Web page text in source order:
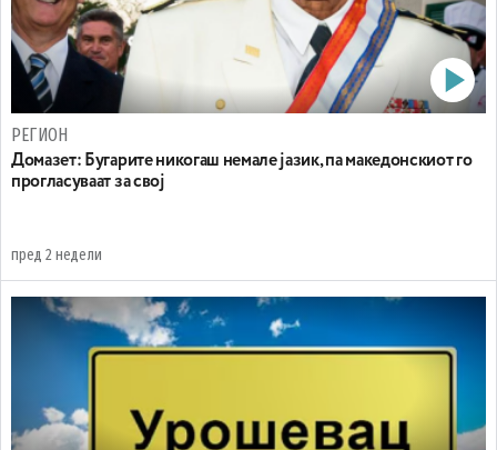
РЕГИОН
Домазет: Бугарите никогаш немале јазик, па македонскиот го
прогласуваат за свој
пред 2 недели